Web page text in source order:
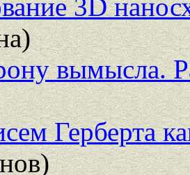
3D
вымысла.
Герберта